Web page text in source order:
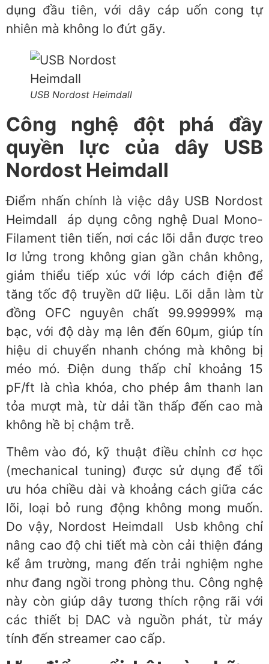
dụng đầu tiên, với dây cáp uốn cong tự
nhiên mà không lo đứt gãy.
USB Nordost Heimdall
Công nghệ đột phá đầy
quyền lực của dây USB
Nordost Heimdall
Điểm nhấn chính là việc dây USB Nordost
Heimdall áp dụng công nghệ Dual Mono-
Filament tiên tiến, nơi các lõi dẫn được treo
lơ lửng trong không gian gần chân không,
giảm thiểu tiếp xúc với lớp cách điện để
tăng tốc độ truyền dữ liệu. Lõi dẫn làm từ
đồng OFC nguyên chất 99.99999% mạ
bạc, với độ dày mạ lên đến 60µm, giúp tín
hiệu di chuyển nhanh chóng mà không bị
méo mó. Điện dung thấp chỉ khoảng 15
pF/ft là chìa khóa, cho phép âm thanh lan
tỏa mượt mà, từ dải tần thấp đến cao mà
không hề bị chậm trễ.
Thêm vào đó, kỹ thuật điều chỉnh cơ học
(mechanical tuning) được sử dụng để tối
ưu hóa chiều dài và khoảng cách giữa các
lõi, loại bỏ rung động không mong muốn.
Do vậy, Nordost Heimdall Usb không chỉ
nâng cao độ chi tiết mà còn cải thiện đáng
kể âm trường, mang đến trải nghiệm nghe
như đang ngồi trong phòng thu. Công nghệ
này còn giúp dây tương thích rộng rãi với
các thiết bị DAC và nguồn phát, từ máy
tính đến streamer cao cấp.